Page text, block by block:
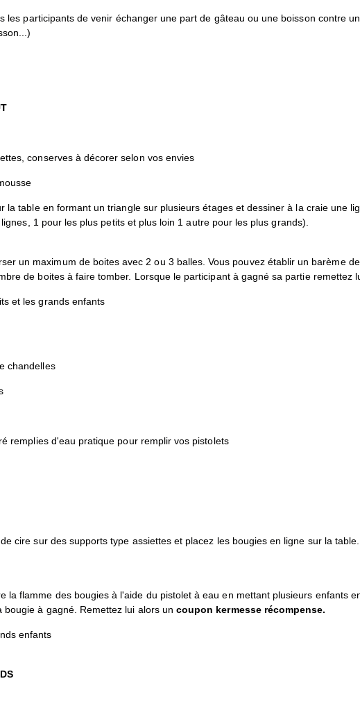
les participants de venir échanger une part de gâteau ou une boisson contre
conserves à décorer selon vos envies
la table en formant un triangle sur plusieurs étages et dessiner à la craie une
1 pour les plus petits et plus loin 1 autre pour les plus grands).
un maximum de boites avec 2 ou 3 balles. Vous pouvez établir un barème
de boites à faire tomber. Lorsque le participant à gagné sa partie remettez
et les grands enfants
chandelles
remplies d'eau pratique pour remplir vos pistolets
cire sur des supports type assiettes et placez les bougies en ligne sur la
la flamme des bougies à l'aide du pistolet à eau en mettant plusieurs enfants
bougie à gagné. Remettez lui alors un coupon kermesse récompense.
enfants